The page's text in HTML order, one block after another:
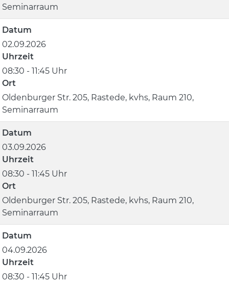
Seminarraum
Datum
02.09.2026
Uhrzeit
08:30 - 11:45 Uhr
Ort
Oldenburger Str. 205, Rastede, kvhs, Raum 210,
Seminarraum
Datum
03.09.2026
Uhrzeit
08:30 - 11:45 Uhr
Ort
Oldenburger Str. 205, Rastede, kvhs, Raum 210,
Seminarraum
Datum
04.09.2026
Uhrzeit
08:30 - 11:45 Uhr